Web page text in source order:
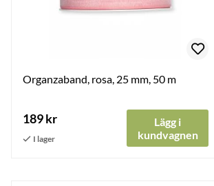
Organzaband, rosa, 25 mm, 50 m
189 kr
Lägg i
kundvagnen